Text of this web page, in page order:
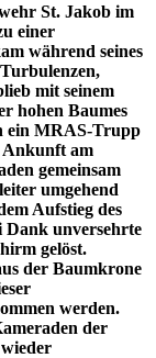
St. Jakob im
einer
während seines
mit seinem
hohen Baumes
ein MRAS-Trupp
Ankunft am
gemeinsam
umgehend
Aufstieg des
Dank unversehrte
gelöst.
der Baumkrone
werden.
der